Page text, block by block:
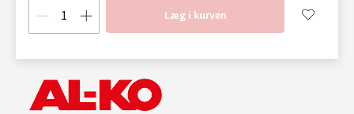
Læg i kurven